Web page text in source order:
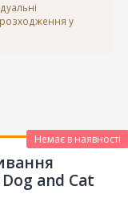
у
and Cat
Немає в наявності